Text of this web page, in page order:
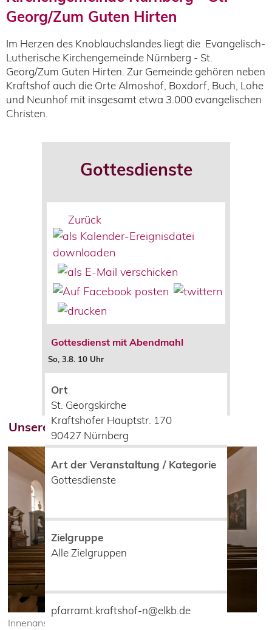
Georg/Zum Guten Hirten
Im Herzen des Knoblauchslandes liegt die Evangelisch-
Lutherische Kirchengemeinde Nürnberg - St.
Georg/Zum Guten Hirten. Zur Gemeinde gehören neben
Kraftshof auch die Orte Almoshof, Boxdorf, Buch, Lohe
und Neunhof mit insgesamt etwa 3.000 evangelischen
Christen.
Gottesdienste
Zurück
Gottesdienst mit Abendmahl
So, 3.8. 10 Uhr
Ort
St. Georgskirche
Kraftshofer Hauptstr. 170
90427 Nürnberg
Art der Veranstaltung / Kategorie
Gottesdienste
Zielgruppe
Alle Zielgruppen
pfarramt.kraftshof-n@elkb.de
Unsere Gottesdienste
Innenansicht der Kirche St.Georg Kraftshof